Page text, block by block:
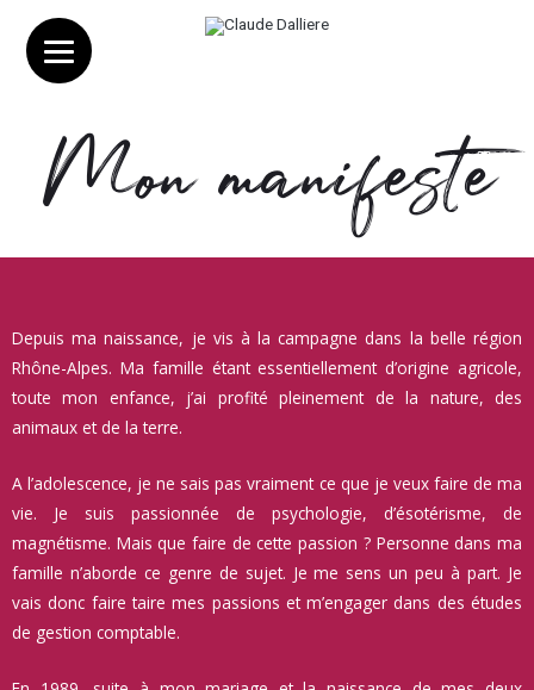
Mon manifeste
Depuis ma naissance, je vis à la campagne dans la belle région
Rhône-Alpes. Ma famille étant essentiellement d’origine agricole,
toute mon enfance, j’ai profité pleinement de la nature, des
animaux et de la terre.
A l’adolescence, je ne sais pas vraiment ce que je veux faire de ma
vie. Je suis passionnée de psychologie, d’ésotérisme, de
magnétisme. Mais que faire de cette passion ? Personne dans ma
famille n’aborde ce genre de sujet. Je me sens un peu à part. Je
vais donc faire taire mes passions et m’engager dans des études
de gestion comptable.